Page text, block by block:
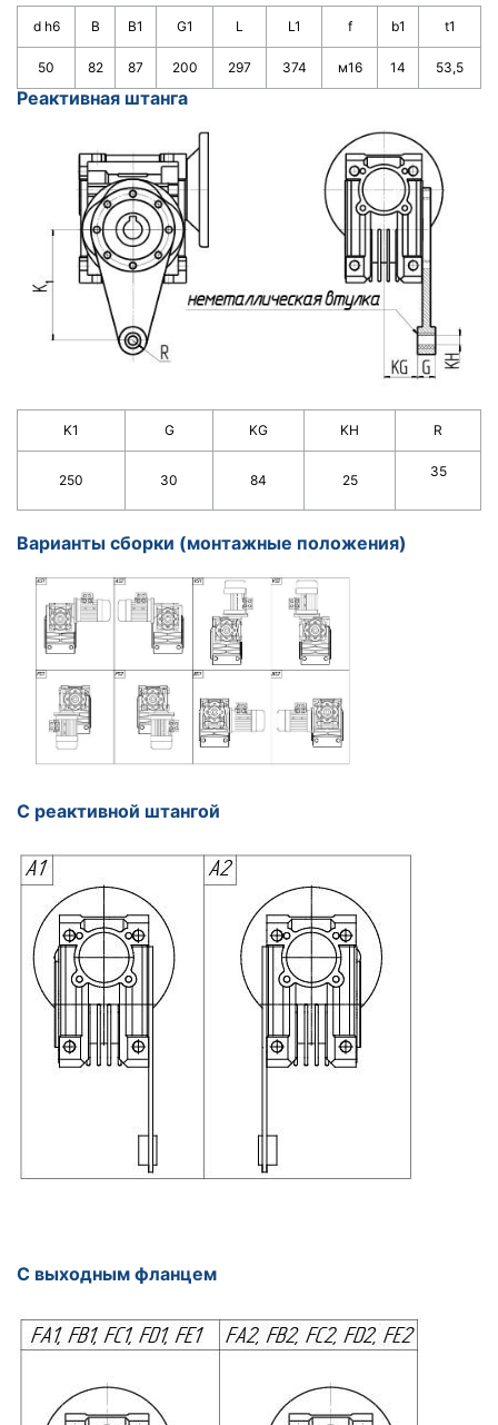
d h6 B B1 G1 L L1 f b1 t1
50 82 87 200 297 374 м16 14 53,5
Реактивная штанга
K1 G KG KH R
250 30 84 25
35
Варианты сборки (монтажные положения)
С реактивной штангой
С выходным фланцем